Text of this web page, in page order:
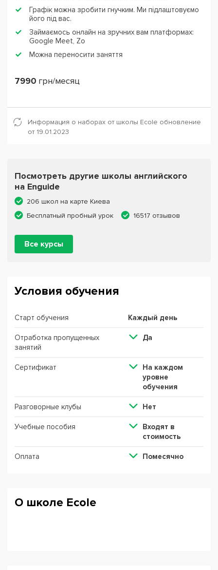
Графік можна зробити гнучким. Ми підлаштовуємо
його під вас.
Займаємось онлайн на зручних вам платформах:
Google Meet, Zo
Можна переносити заняття
7990 грн/месяц
Информация о наборах от школы Ecole обновление
от 19.01.2023
Посмотреть другие школы английского
на Enguide
206 школ на карте Киева
Бесплатный пробный урок
16517 отзывов
Все курсы
Условия обучения
Старт обучения Каждый день
Отработка пропущенных
занятий
Да
Сертификат
На каждом
уровне
обучения
Разговорные клубы Нет
Учебные пособия
Входят в
стоимость
Оплата Помесячно
О школе Ecole